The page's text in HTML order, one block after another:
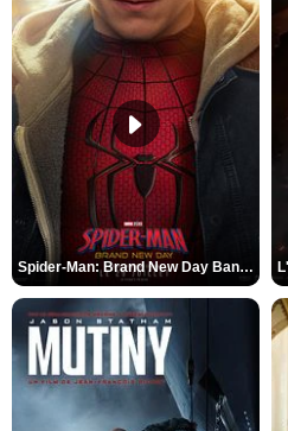
Spider-Man: Brand New Day Bande-annonce VO STFR